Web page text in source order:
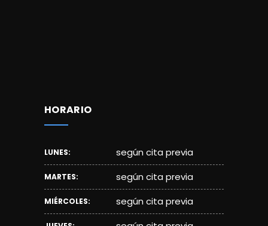
HORARIO
LUNES: según cita previa
MARTES: según cita previa
MIÉRCOLES: según cita previa